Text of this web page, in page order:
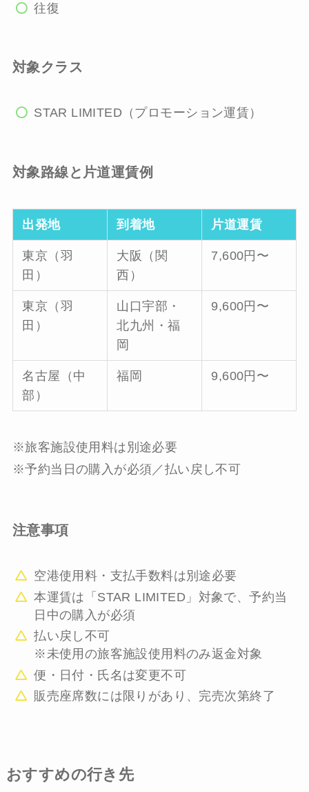
往復
対象クラス
STAR LIMITED（プロモーション運賃）
対象路線と片道運賃例
出発地 到着地 片道運賃
東京（羽
田）
大阪（関
西）
7,600円〜
東京（羽
田）
山口宇部・
北九州・福
岡
9,600円〜
名古屋（中
部）
福岡 9,600円〜
※旅客施設使用料は別途必要
※予約当日の購入が必須／払い戻し不可
注意事項
空港使用料・支払手数料は別途必要
本運賃は「STAR LIMITED」対象で、予約当
日中の購入が必須
払い戻し不可
※未使用の旅客施設使用料のみ返金対象
便・日付・氏名は変更不可
販売座席数には限りがあり、完売次第終了
おすすめの行き先